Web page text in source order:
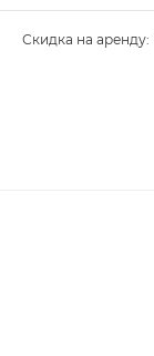
Скидка на аренду: